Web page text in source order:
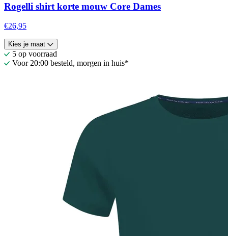
Rogelli shirt korte mouw Core Dames
€26,95
Kies je maat
5 op voorraad
Voor 20:00 besteld, morgen in huis*